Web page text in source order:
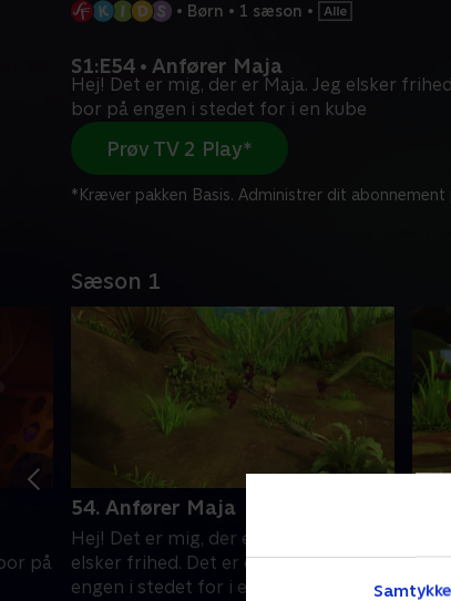
Samtykke
• Børn • 1 sæson •
S1:E54 • Anfører Maja
Hej! Det er mig, der er Maja. Jeg elsker
bor på engen i stedet for i en kube
Prøv TV 2 Play*
*Kræver pakken Basis. Administrer dit abonnement
Sæson 1
på
54. Anfører Maja
Hej! Det er mig, der er Maja. Jeg
elsker frihed. Det er derfor, jeg bor på
engen i stedet for i en kube